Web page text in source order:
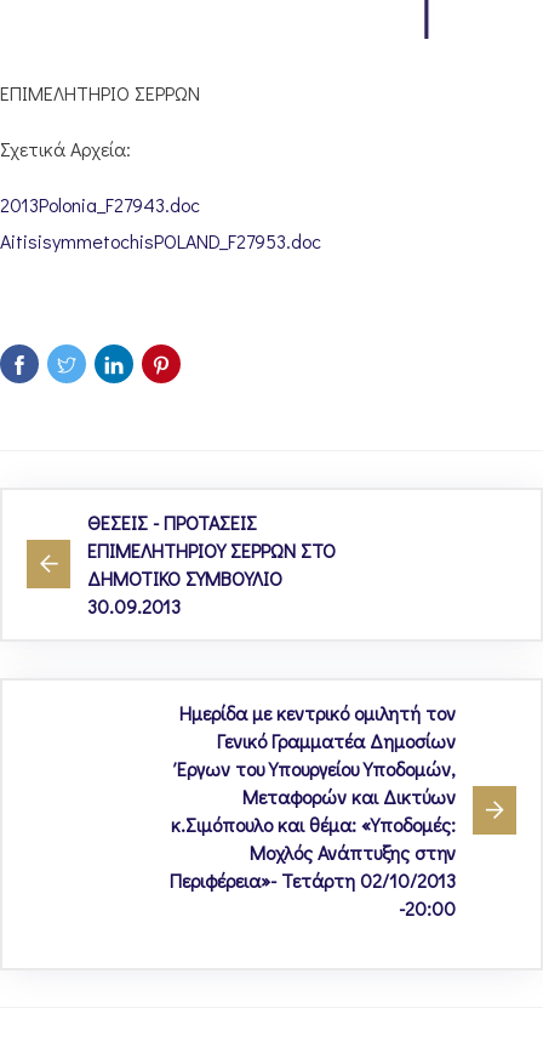
ΕΠΙΜΕΛΗΤΗΡΙΟ ΣΕΡΡΩΝ
Σχετικά Αρχεία:
2013Polonia_F27943.doc
AitisisymmetochisPOLAND_F27953.doc
ΘΕΣΕΙΣ - ΠΡΟΤΑΣΕΙΣ
ΕΠΙΜΕΛΗΤΗΡΙΟΥ ΣΕΡΡΩΝ ΣΤΟ
ΔΗΜΟΤΙΚΟ ΣΥΜΒΟΥΛΙΟ
30.09.2013
Ημερίδα με κεντρικό ομιλητή τον
Γενικό Γραμματέα Δημοσίων
Έργων του Υπουργείου Υποδομών,
Μεταφορών και Δικτύων
κ.Σιμόπουλο και θέμα: «Υποδομές:
Μοχλός Ανάπτυξης στην
Περιφέρεια»- Τετάρτη 02/10/2013
-20:00